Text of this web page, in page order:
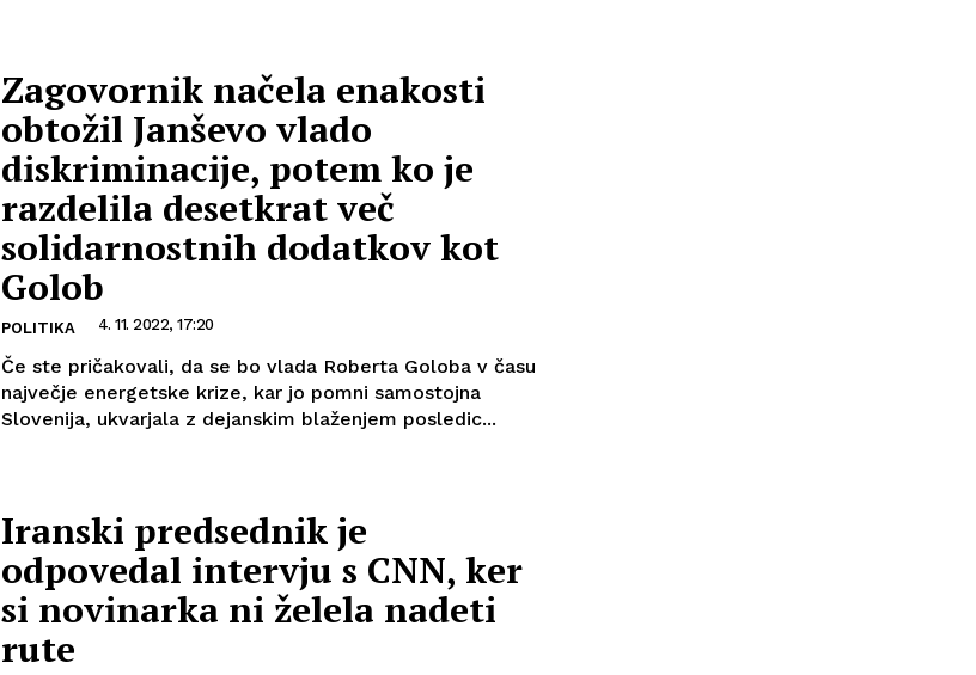
Zagovornik načela enakosti
obtožil Janševo vlado
diskriminacije, potem ko je
razdelila desetkrat več
solidarnostnih dodatkov kot
Golob
POLITIKA 4. 11. 2022, 17:20
Če ste pričakovali, da se bo vlada Roberta Goloba v času
največje energetske krize, kar jo pomni samostojna
Slovenija, ukvarjala z dejanskim blaženjem posledic...
Iranski predsednik je
odpovedal intervju s CNN, ker
si novinarka ni želela nadeti
rute